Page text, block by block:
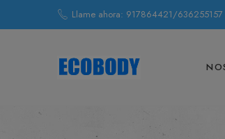
Llame ahora: 917864421/